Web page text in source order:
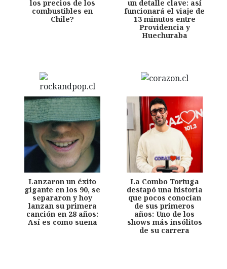
los precios de los
combustibles en
Chile?
un detalle clave: así
funcionará el viaje de
13 minutos entre
Providencia y
Huechuraba
Lanzaron un éxito
gigante en los 90, se
separaron y hoy
lanzan su primera
canción en 28 años:
Así es como suena
La Combo Tortuga
destapó una historia
que pocos conocían
de sus primeros
años: Uno de los
shows más insólitos
de su carrera